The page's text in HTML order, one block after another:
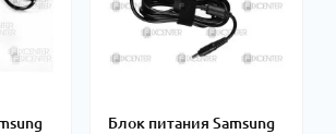
Блок питания Samsung